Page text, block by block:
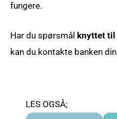
fungere.
Har du spørsmål knyttet
kan du kontakte banken
LES OGSÅ;